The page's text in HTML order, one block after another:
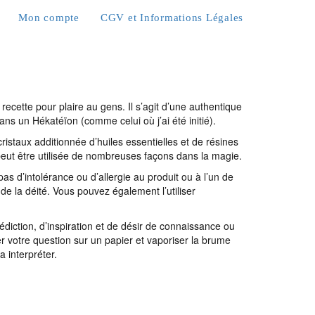
Mon compte CGV et Informations Légales
pour plaire au gens. Il s’agit d’une authentique
un Hékatéïon (comme celui où j’ai été initié).
additionnée d’huiles essentielles et de résines
être utilisée de nombreuses façons dans la magie.
d’intolérance ou d’allergie au produit ou à l’un de
la déité. Vous pouvez également l’utiliser
d’inspiration et de désir de connaissance ou
votre question sur un papier et vaporiser la brume
interpréter.